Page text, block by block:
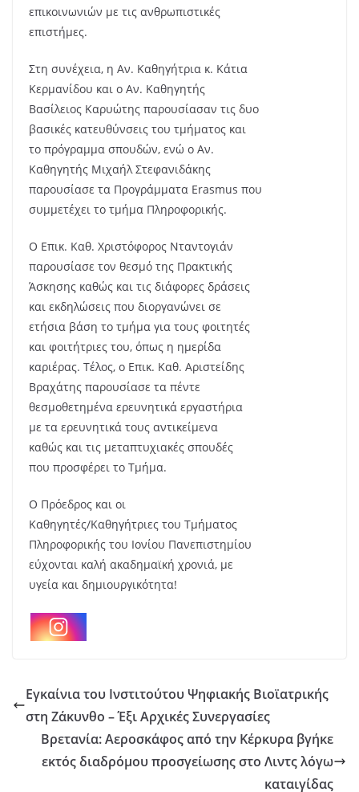
επικοινωνιών με τις ανθρωπιστικές
επιστήμες.
Στη συνέχεια, η Αν. Καθηγήτρια κ. Κάτια
Κερμανίδου και ο Αν. Καθηγητής
Βασίλειος Καρυώτης παρουσίασαν τις δυο
βασικές κατευθύνσεις του τμήματος και
το πρόγραμμα σπουδών, ενώ ο Αν.
Καθηγητής Μιχαήλ Στεφανιδάκης
παρουσίασε τα Προγράμματα Erasmus που
συμμετέχει το τμήμα Πληροφορικής.
Ο Επικ. Καθ. Χριστόφορος Νταντογιάν
παρουσίασε τον θεσμό της Πρακτικής
Άσκησης καθώς και τις διάφορες δράσεις
και εκδηλώσεις που διοργανώνει σε
ετήσια βάση το τμήμα για τους φοιτητές
και φοιτήτριες του, όπως η ημερίδα
καριέρας. Τέλος, ο Επικ. Καθ. Αριστείδης
Βραχάτης παρουσίασε τα πέντε
θεσμοθετημένα ερευνητικά εργαστήρια
με τα ερευνητικά τους αντικείμενα
καθώς και τις μεταπτυχιακές σπουδές
που προσφέρει το Τμήμα.
Ο Πρόεδρος και οι
Καθηγητές/Καθηγήτριες του Τμήματος
Πληροφορικής του Ιονίου Πανεπιστημίου
εύχονται καλή ακαδημαϊκή χρονιά, με
υγεία και δημιουργικότητα!
Εγκαίνια του Ινστιτούτου Ψηφιακής Βιοϊατρικής
στη Ζάκυνθο – Έξι Αρχικές Συνεργασίες
Βρετανία: Αεροσκάφος από την Κέρκυρα βγήκε
εκτός διαδρόμου προσγείωσης στο Λιντς λόγω
καταιγίδας